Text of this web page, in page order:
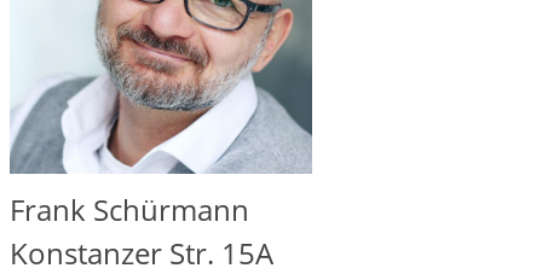
Frank Schürmann
Konstanzer Str. 15A